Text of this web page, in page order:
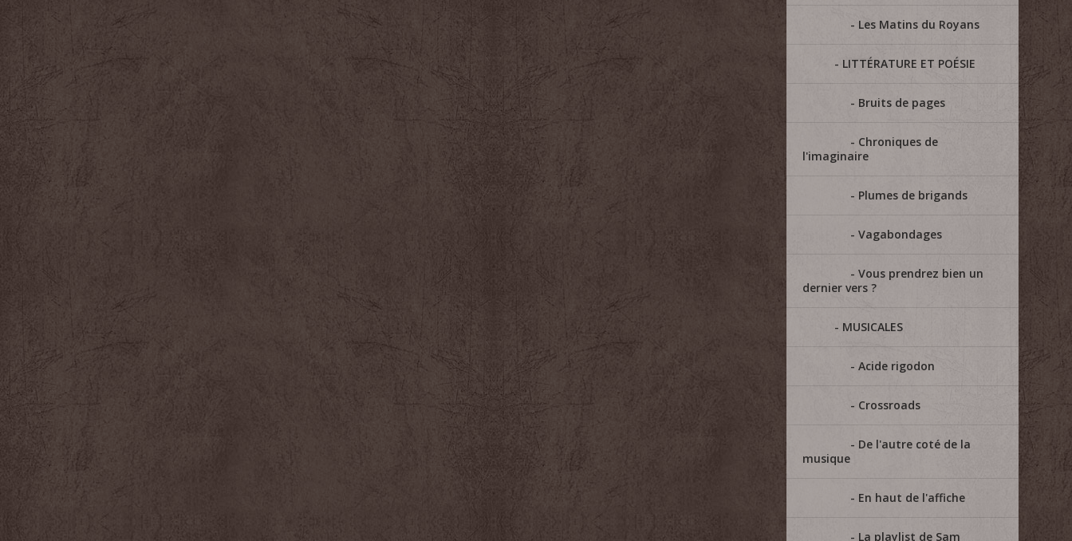
Les Matins du Royans
LITTÉRATURE ET POÉSIE
Bruits de pages
Chroniques de
l'imaginaire
Plumes de brigands
Vagabondages
Vous prendrez bien un
dernier vers ?
MUSICALES
Acide rigodon
Crossroads
De l'autre coté de la
musique
En haut de l'affiche
La playlist de Sam